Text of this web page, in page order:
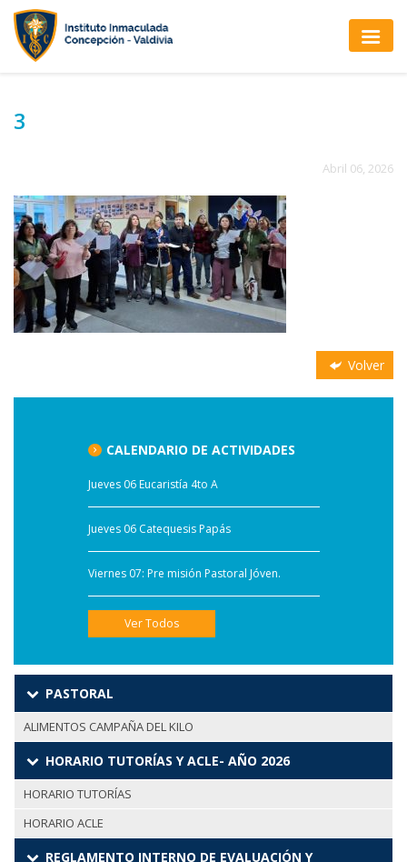
3
Abril 06, 2026
Volver
CALENDARIO DE ACTIVIDADES
Jueves 06 Eucaristía 4to A
Jueves 06 Catequesis Papás
Viernes 07: Pre misión Pastoral Jóven.
Ver Todos
PASTORAL
ALIMENTOS CAMPAÑA DEL KILO
HORARIO TUTORÍAS Y ACLE- AÑO 2026
HORARIO TUTORÍAS
HORARIO ACLE
REGLAMENTO INTERNO DE EVALUACIÓN Y